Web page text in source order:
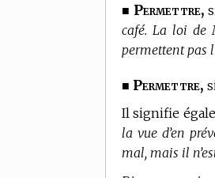
■ Permettre,
café. La loi de
permettent pas
■ Permettre,
Il signifie
la vue d’en
mal, mais il